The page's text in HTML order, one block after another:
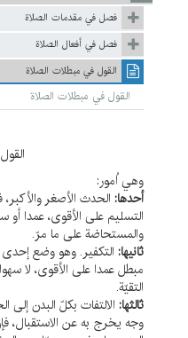
فصل في مقدمات الصلاة
فصل في أفعال الصلاة
القول في مبطلات الصلاة
القول في مبطلات الصلاة
وهي اُمور:
أحدها: الحدث الأصغر
التسليم على الأقوى، عمدا أو
والمستحاضة على ما مرّ.
ثانيها: التكفير. وهو وضع
مبطل عمدا على الأقوى، لا
التقيّة.
ثالثها: الالتفات بكلّ البدن إلى
وجه يخرج به عن الاستقبال،